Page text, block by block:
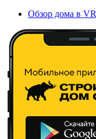
Обзор дома в VR